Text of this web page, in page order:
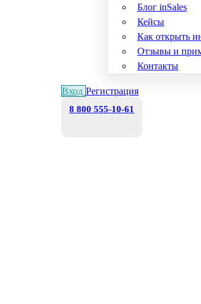
Блог inSales
Кейсы
Как открыть
Отзывы и
Контакты
Вход Регистрация
8 800 555-10-61